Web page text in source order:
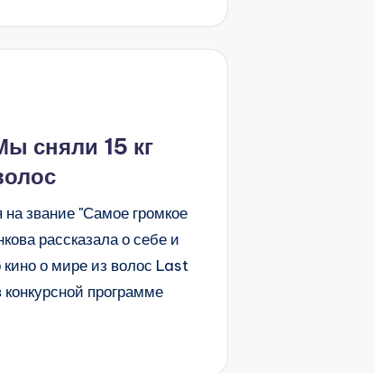
сняли 15 кг
звание "Самое громкое
рассказала о себе и
о мире из волос Last
программе